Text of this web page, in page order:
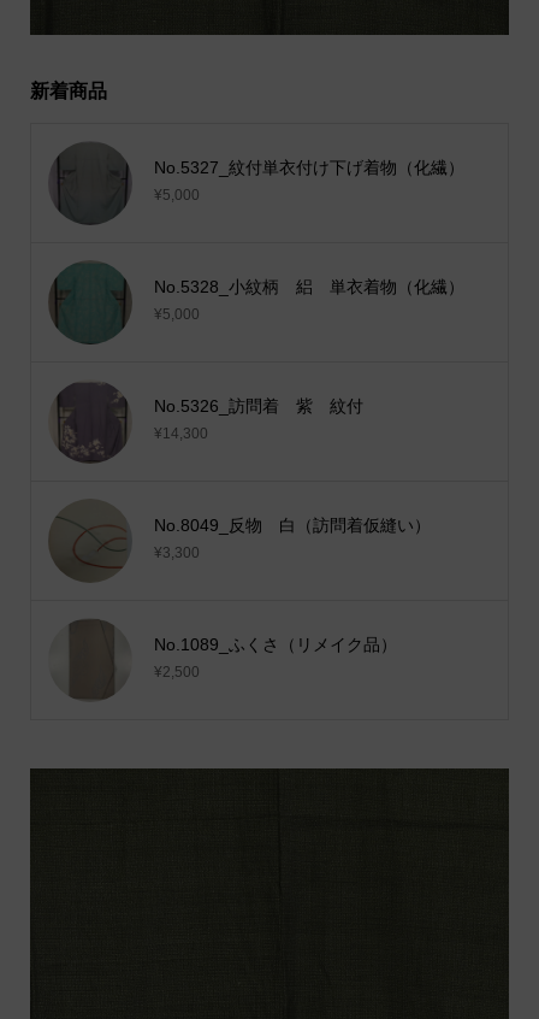
新着商品
No.5327_紋付単衣付け下げ着物（化繊）
¥5,000
No.5328_小紋柄 絽 単衣着物（化繊）
¥5,000
No.5326_訪問着 紫 紋付
¥14,300
No.8049_反物 白（訪問着仮縫い）
¥3,300
No.1089_ふくさ（リメイク品）
¥2,500